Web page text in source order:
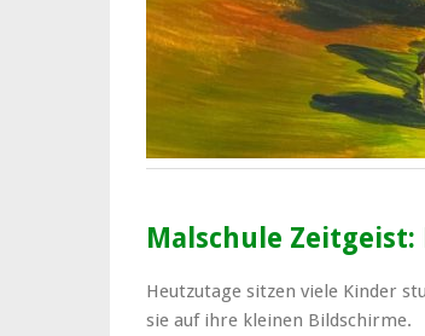
Malschule
Heutzutage sitzen viele Kinder
sie auf ihre kleinen Bildschirme.